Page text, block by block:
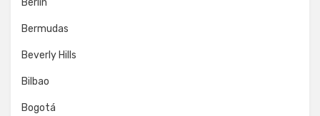
Berlín
Bermudas
Beverly Hills
Bilbao
Bogotá